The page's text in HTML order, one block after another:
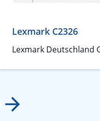
Lexmark C2326
Lexmark Deutschland